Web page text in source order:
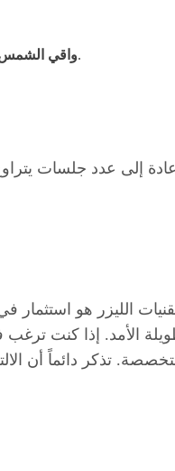
واقيإذا كانت المنطقة المعالجة مكشوفة (مثل الوجه أو الرقبة)، استخدم واقي شمس بانتظام.
الليزر هو
وطويلة الأمد. إذا
تذكر دائماً أن